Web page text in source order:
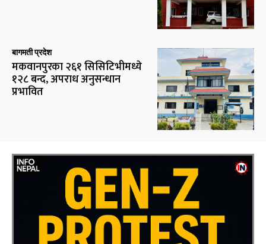
बागमती प्रदेश
मकवानपुरका २६१ सिसिटिभीमध्ये
१२८ बन्द, अपराध अनुसन्धान
प्रभावित